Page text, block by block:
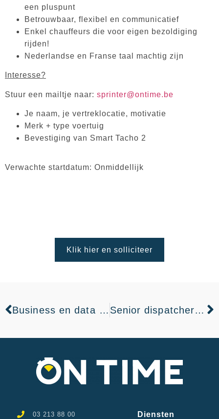
een pluspunt
Betrouwbaar, flexibel en communicatief
Enkel chauffeurs die voor eigen bezoldiging
rijden!
Nederlandse en Franse taal machtig zijn
Interesse?
Stuur een mailtje naar: sprinter@ontime.be
Je naam, je vertreklocatie, motivatie
Merk + type voertuig
Bevestiging van Smart Tacho 2
Verwachte startdatum: Onmiddellijk
Klik hier en solliciteer
Business en data analist Senior dispatcher / Senior planner transport (Duffel)
03 213 88 00
Diensten